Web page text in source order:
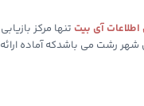
اطلاعات آی بیت
شهر رشت می باشدکه آماده